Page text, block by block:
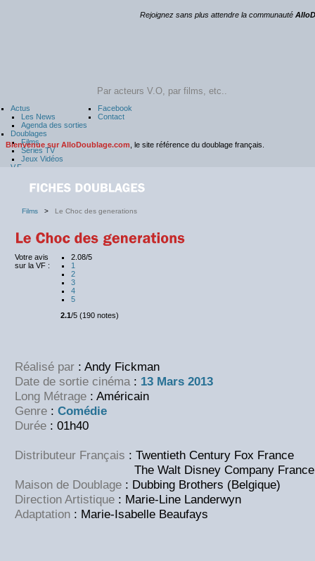
Rejoignez sans plus attendre la communauté
Actus
Les News
Agenda des sorties
Doublages
Films
Séries TV
Jeux Vidéos
V.F
Comédiennes
Directeurs Art.
Acteurs
Vidéos
Festivals
Facebook
Contact
Bienvenue sur AlloDoublage.com , le site référence du doublage français.
Films > Le Choc des generations
Votre avis
sur la VF :
2.08/5
1
2
3
4
5
2.1/5 (190 notes)
Réalisé par : Andy Fickman
Date de sortie cinéma : 13 Mars 2013
Long Métrage : Américain
Genre : Comédie
Durée : 01h40
Distributeur Français : Twentieth Century Fox France
The Walt Disney Company France
Maison de Doublage : Dubbing Brothers (Belgique)
Direction Artistique : Marie-Line Landerwyn
Adaptation : Marie-Isabelle Beaufays